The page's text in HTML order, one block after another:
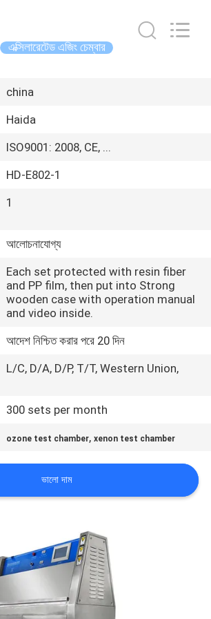
এক্সিলারেটেড এজিং চেম্বার
china
Haida
ISO9001: 2008, CE, ...
HD-E802-1
1
আলোচনাযোগ্য
Each set protected with resin fiber
and PP film, then put into Strong
wooden case with operation manual
and video inside.
আদেশ নিশ্চিত করার পরে 20 দিন
L/C, D/A, D/P, T/T, Western Union,
300 sets per month
ozone test chamber,xenon test chamber
ভালো দাম